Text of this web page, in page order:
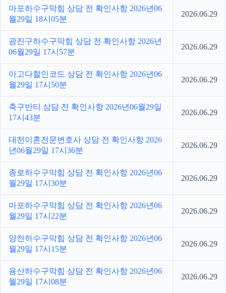
마포하수구막힘 상담 전 확인사항 2026년06
월29일 18시05분
2026.06.29
광진구하수구막힘 상담 전 확인사항 2026년
06월29일 17시57분
2026.06.29
아고다할인코드 상담 전 확인사항 2026년06
월29일 17시50분
2026.06.29
축구반티 상담 전 확인사항 2026년06월29일
17시43분
2026.06.29
대전이혼전문변호사 상담 전 확인사항 2026
년06월29일 17시36분
2026.06.29
종로하수구막힘 상담 전 확인사항 2026년06
월29일 17시30분
2026.06.29
마포하수구막힘 상담 전 확인사항 2026년06
월29일 17시22분
2026.06.29
양천하수구막힘 상담 전 확인사항 2026년06
월29일 17시15분
2026.06.29
용산하수구막힘 상담 전 확인사항 2026년06
월29일 17시08분
2026.06.29